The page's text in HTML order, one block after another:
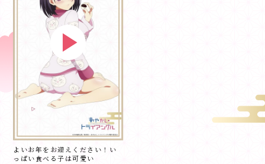
よいお年をお迎えください！い
っぱい食べる子は可愛い